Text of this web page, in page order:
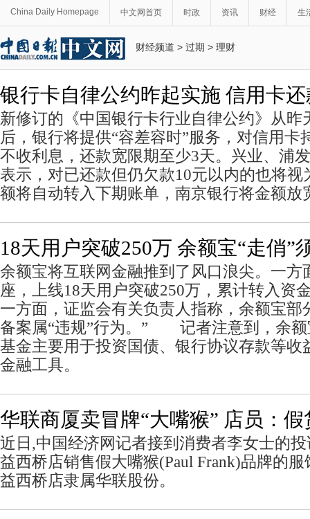
China Daily Homepage 中文网首页 时政 资讯 财经 生
财经频道 > 过期 > 理财
银行卡自律公约昨起实施 信用卡
新修订的《中国银行卡行业自律公约》从昨
后，银行将提供“容差容时”服务，对信用卡
不收利息，还款宽限期至少3天。兴业、浦
表示，对已还款但仍欠款10元以内的也将视
额将自动转入下期账单，南京银行将金额放
18天用户突破250万 余额宝“走俏”
余额宝将互联网金融推到了风口浪尖。一方
座，上线18天用户突破250万，累计转入资
一方面，证监会有关负责人指称，余额宝部
备案属“违规”行为。” 记者注意到，余额
基金主要用于投资国债、银行协议存款等收
金融工具。
华联商厦卖冒牌“大嘴猴” 店员：
近日,中国经济网记者接到消费者李女士的
益西桥店销售假大嘴猴(Paul Frank)品牌的
益西桥店隶属华联股份。